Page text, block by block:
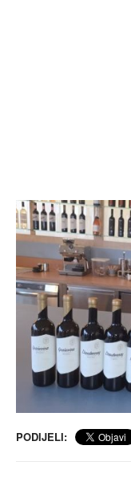
PODIJELI: